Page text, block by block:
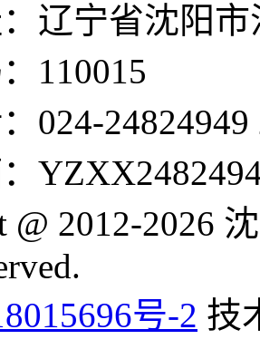
辽宁省沈阳
110015
024-24824949
@ 2012-2026
号-2 技